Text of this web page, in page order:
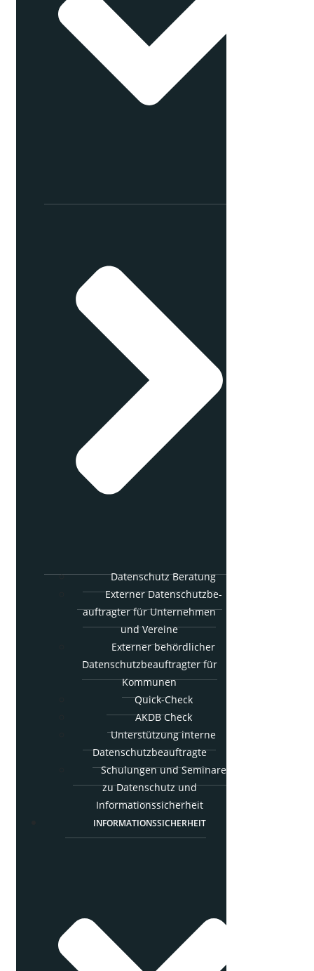
Daten­schutz Beratung
Exter­ner Daten­schutz­be­
auf­trag­ter für Unter­neh­men
und Vereine
Exter­ner behörd­li­cher
Daten­schutz­be­auf­trag­ter für
Kommunen
Quick-Check
AKDB Check
Unter­stüt­zung inter­ne
Datenschutzbeauftragte
Schu­lun­gen und Semi­na­re
zu Daten­schutz und
Informationssicherheit
INFOR­MA­TI­ONS­SI­CHER­HEIT